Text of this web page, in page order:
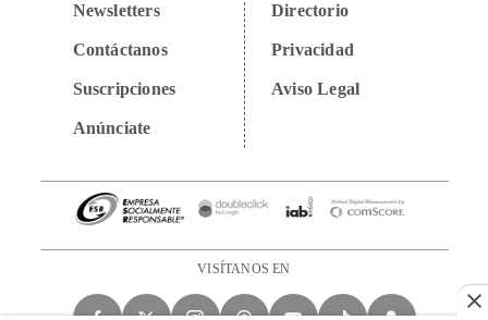
Newsletters
Contáctanos
Suscripciones
Anúnciate
Directorio
Privacidad
Aviso Legal
VISÍTANOS EN